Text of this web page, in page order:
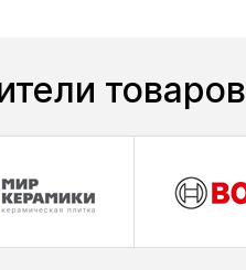
товаров